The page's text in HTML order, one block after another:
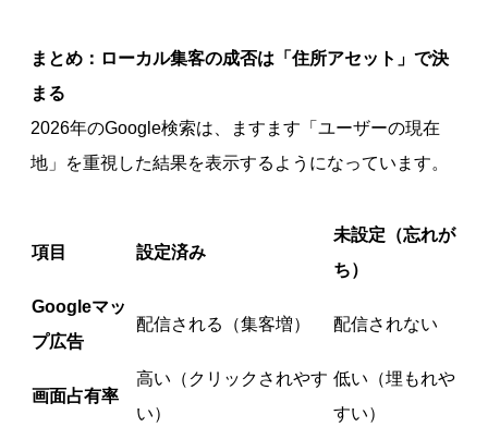
まとめ：ローカル集客の成否は「住所アセット」で決
まる
2026年のGoogle検索は、ますます「ユーザーの現在
地」を重視した結果を表示するようになっています。
項目 設定済み
未設定（忘れが
ち）
Googleマッ
プ広告
配信される（集客増） 配信されない
画面占有率
高い（クリックされやす
い）
低い（埋もれや
すい）